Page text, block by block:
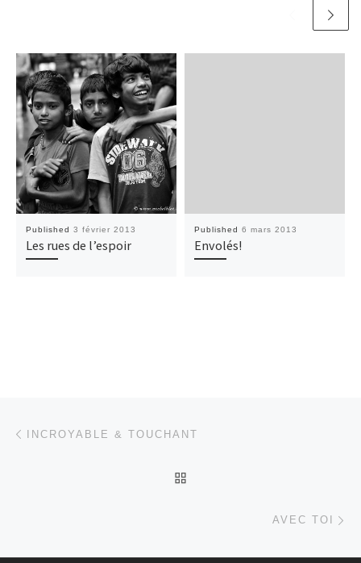
Published 3 février 2013
Les rues de l’espoir
Published 6 mars 2013
Envolés!
Post navigation
INCROYABLE & TOUCHANT
AVEC TOI